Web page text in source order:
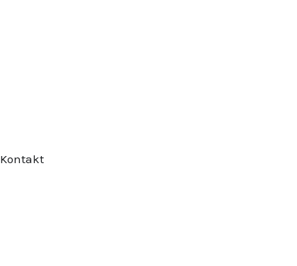
Kontakt